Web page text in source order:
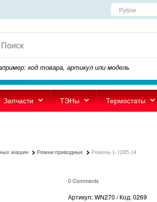
код товара, артикул или модель
Запчасти ТЭНы Термостаты
машин Ремни приводные Ремень L-1285 J4
0 Comments
Артикул: WN270 / Код: 0269